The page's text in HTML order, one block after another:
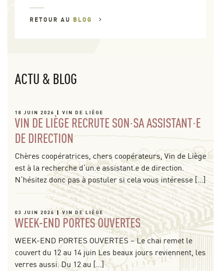
RETOUR AU BLOG
ACTU & BLOG
18 JUIN 2026 VIN DE LIÈGE
VIN DE LIÈGE RECRUTE SON·SA ASSISTANT·E
DE DIRECTION
Chères coopératrices, chers coopérateurs, Vin de Liège
est à la recherche d’un.e assistant.e de direction.
N’hésitez donc pas à postuler si cela vous intéresse […]
03 JUIN 2026 VIN DE LIÈGE
WEEK-END PORTES OUVERTES
WEEK-END PORTES OUVERTES – Le chai remet le
couvert du 12 au 14 juin Les beaux jours reviennent, les
verres aussi. Du 12 au […]